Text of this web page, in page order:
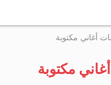
أغاني مكتوبة
مكتوبة